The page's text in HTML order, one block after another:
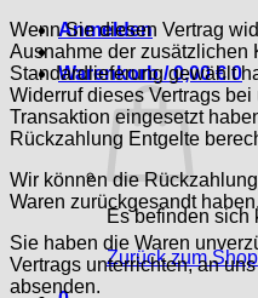
Anmelden
Warenkorb /0,00€ 0
Es befinden sich
Zurück zum Shop
Wenn Sie diesen Vertrag
Ausnahme der zusätzlichen
Standardlieferung gewählt
Widerruf dieses Vertrags
Transaktion eingesetzt
Rückzahlung Entgelte
Wir können die
Waren zurückgesandt
Sie haben die Waren
Vertrags unterrichten, an
absenden.